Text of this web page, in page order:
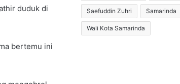
duduk di
bertemu ini
Saefuddin Zuhri Samarinda
Wali Kota Samarinda